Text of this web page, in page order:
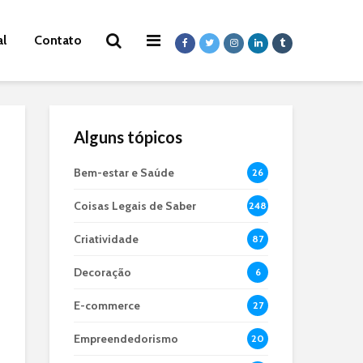
Contato
Alguns tópicos
Bem-estar e Saúde 26
Coisas Legais de Saber 248
Criatividade 87
Decoração 6
E-commerce 27
Empreendedorismo 20